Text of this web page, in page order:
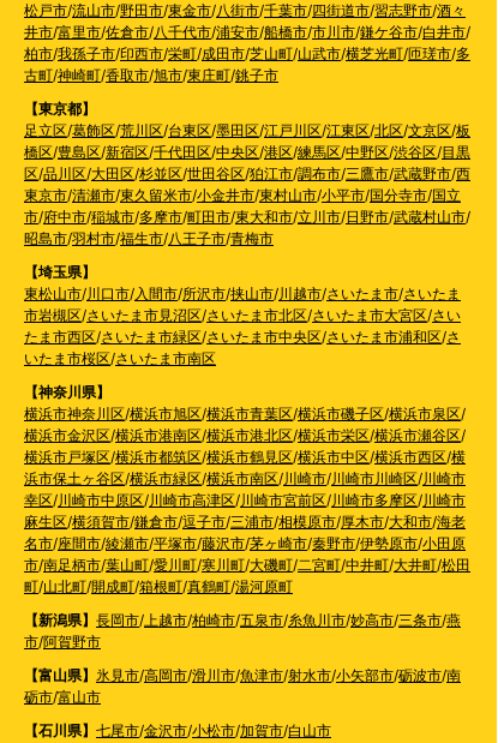
松戸市/流山市/野田市/東金市/八街市/千葉市/四街道市/習志野市/酒々
井市/富里市/佐倉市/八千代市/浦安市/船橋市/市川市/鎌ケ谷市/白井市/
柏市/我孫子市/印西市/栄町/成田市/芝山町/山武市/横芝光町/匝瑳市/多
古町/神崎町/香取市/旭市/東庄町/銚子市
【東京都】
足立区/葛飾区/荒川区/台東区/墨田区/江戸川区/江東区/北区/文京区/板
橋区/豊島区/新宿区/千代田区/中央区/港区/練馬区/中野区/渋谷区/目黒
区/品川区/大田区/杉並区/世田谷区/狛江市/調布市/三鷹市/武蔵野市/西
東京市/清瀬市/東久留米市/小金井市/東村山市/小平市/国分寺市/国立
市/府中市/稲城市/多摩市/町田市/東大和市/立川市/日野市/武蔵村山市/
昭島市/羽村市/福生市/八王子市/青梅市
【埼玉県】
東松山市/川口市/入間市/所沢市/挟山市/川越市/さいたま市/さいたま
市岩槻区/さいたま市見沼区/さいたま市北区/さいたま市大宮区/さい
たま市西区/さいたま市緑区/さいたま市中央区/さいたま市浦和区/さ
いたま市桜区/さいたま市南区
【神奈川県】
横浜市神奈川区/横浜市旭区/横浜市青葉区/横浜市磯子区/横浜市泉区/
横浜市金沢区/横浜市港南区/横浜市港北区/横浜市栄区/横浜市瀬谷区/
横浜市戸塚区/横浜市都筑区/横浜市鶴見区/横浜市中区/横浜市西区/横
浜市保土ヶ谷区/横浜市緑区/横浜市南区/川崎市/川崎市川崎区/川崎市
幸区/川崎市中原区/川崎市高津区/川崎市宮前区/川崎市多摩区/川崎市
麻生区/横須賀市/鎌倉市/逗子市/三浦市/相模原市/厚木市/大和市/海老
名市/座間市/綾瀬市/平塚市/藤沢市/茅ヶ崎市/秦野市/伊勢原市/小田原
市/南足柄市/葉山町/愛川町/寒川町/大磯町/二宮町/中井町/大井町/松田
町/山北町/開成町/箱根町/真鶴町/湯河原町
【新潟県】 長岡市/上越市/柏崎市/五泉市/糸魚川市/妙高市/三条市/燕
市/阿賀野市
【富山県】 氷見市/高岡市/滑川市/魚津市/射水市/小矢部市/砺波市/南
砺市/富山市
【石川県】 七尾市/金沢市/小松市/加賀市/白山市